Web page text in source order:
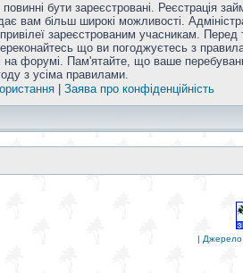
бути зареєстровані. Реєстрація
вам більш широкі можливості.
зареєстрованим учасникам. Перед
що ви погоджуєтесь з
на форумі. Пам'ятайте, що ваше
з усіма правилами.
Заява про конфіденційність
| Джерело